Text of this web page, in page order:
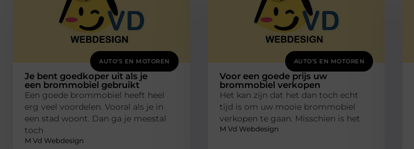
AUTO’S EN MOTOREN
Je bent goedkoper uit als je
een brommobiel gebruikt
Een goede brommobiel heeft heel
erg veel voordelen. Vooral als je in
een stad woont. Dan ga je meestal
toch
M Vd Webdesign
AUTO’S EN MOTOREN
Voor een goede prijs uw
brommobiel verkopen
Het kan zijn dat het dan toch echt
tijd is om uw mooie brommobiel
verkopen te gaan. Misschien is het
M Vd Webdesign